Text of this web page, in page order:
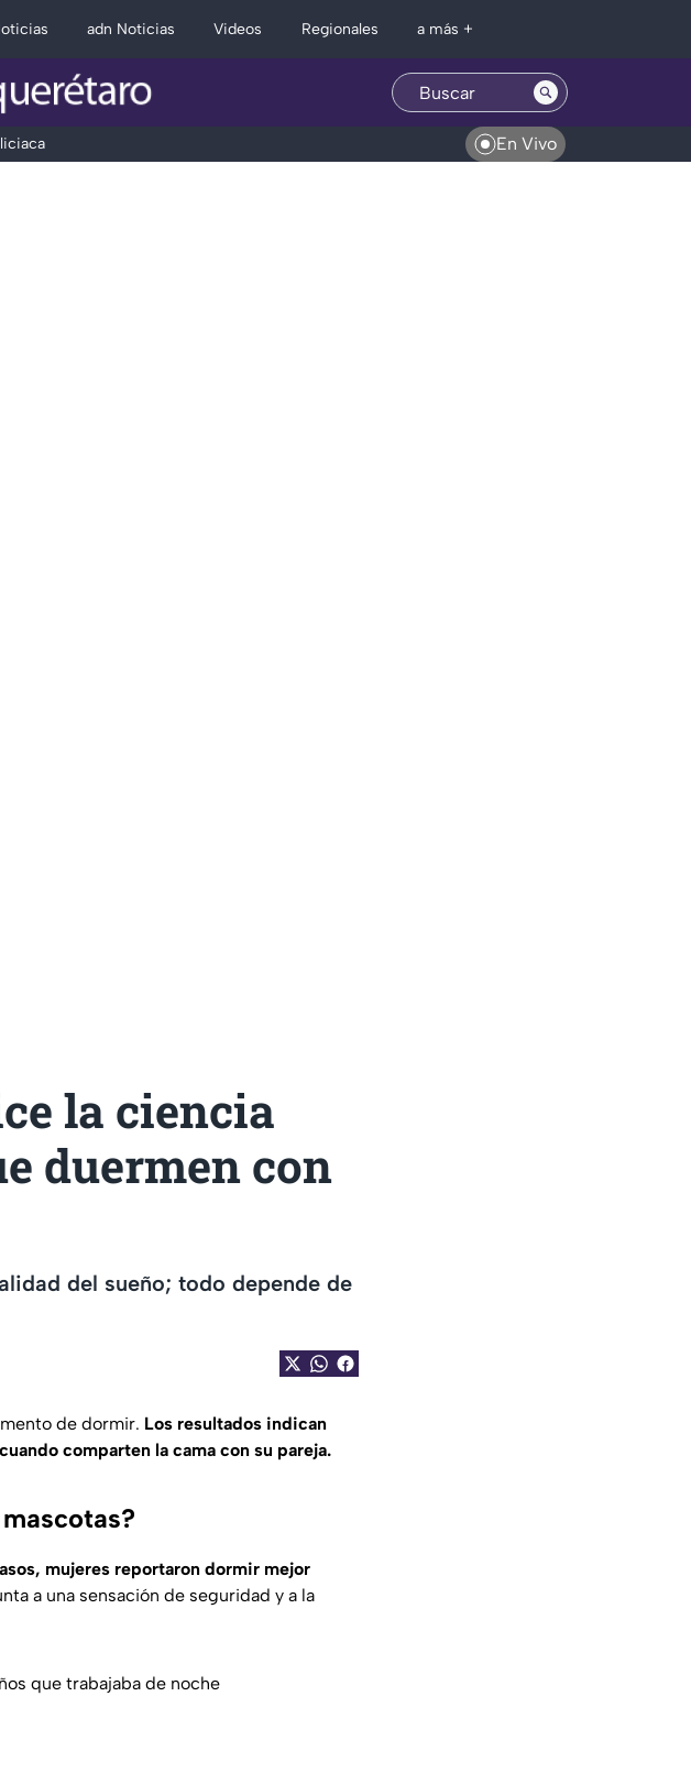
adn Noticias Videos Regionales a más +
En Vivo
la ciencia
duermen con
del sueño; todo depende de
de dormir. Los resultados indican
comparten la cama con su pareja.
mujeres reportaron dormir mejor
a una sensación de seguridad y a la
que trabajaba de noche